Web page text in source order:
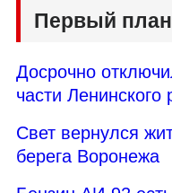
Первый план
Досрочно
части
Свет вернулся
берега Воронежа